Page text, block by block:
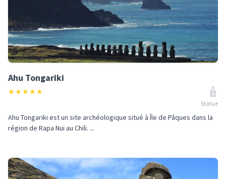
Ahu Tongariki
★★★★★
Statue
Ahu Tongariki est un site archéologique situé à Île de Pâques dans la
région de Rapa Nui au Chili. ...